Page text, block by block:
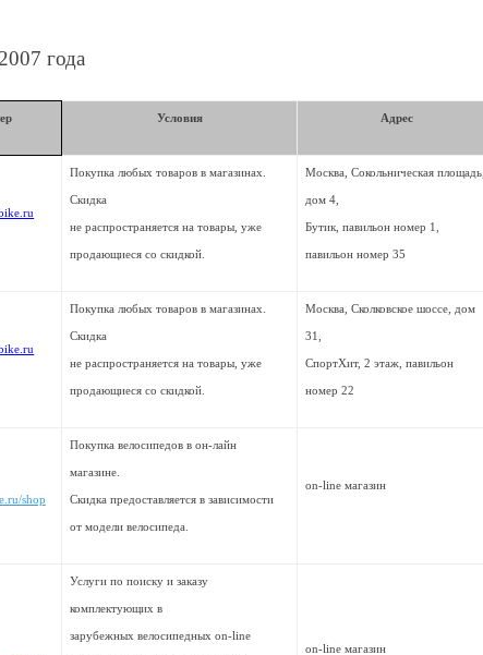
года
Условия Адрес
Покупка любых товаров в магазинах.
Скидка
не распространяется на товары, уже
продающиеся со скидкой.
Москва, Сокольническая площадь,
дом 4,
Бутик, павильон номер 1,
павильон номер 35
Покупка любых товаров в магазинах.
Скидка
не распространяется на товары, уже
продающиеся со скидкой.
Москва, Сколковское шоссе, дом
31,
СпортХит, 2 этаж, павильон
номер 22
shop
Покупка велосипедов в он-лайн
магазине.
Скидка предоставляется в зависимости
от модели велосипеда.
on-line магазин
Услуги по поиску и заказу
комплектующих в
зарубежных велосипедных оn-line
on-line магазин